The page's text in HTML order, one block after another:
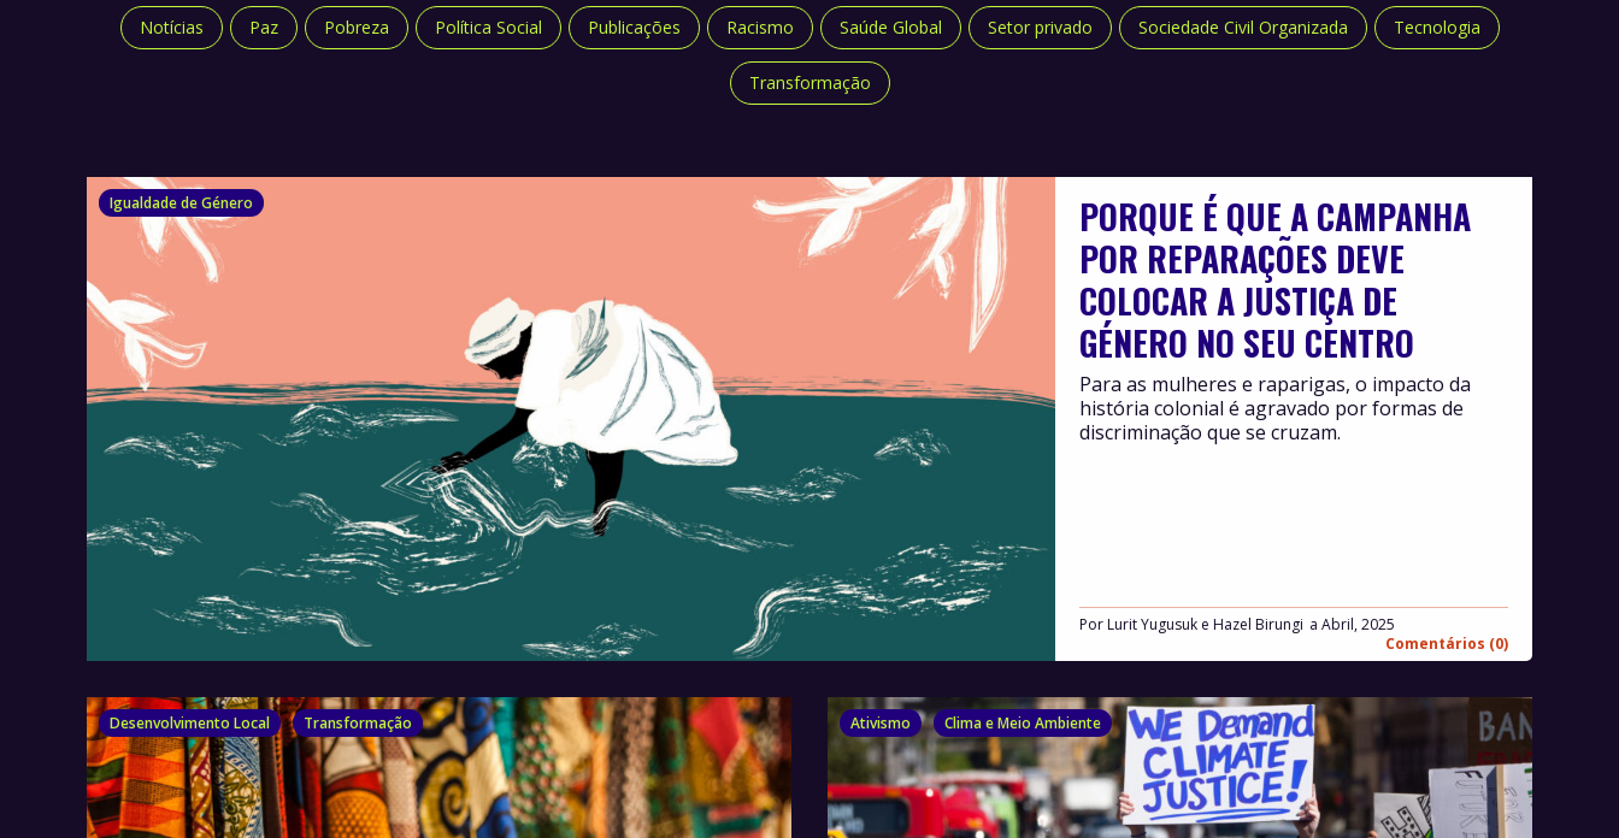
Notícias Paz Pobreza Política Social Publicações Racismo Saúde Global Setor privado Sociedade Civil Organizada Tecnologia
Transformação
Igualdade de Género
PORQUE É QUE A CAMPANHA
POR REPARAÇÕES DEVE
COLOCAR A JUSTIÇA DE
GÉNERO NO SEU CENTRO
Por Lurit Yugusuk e Hazel Birungi
Abril, 2025
Comentários (0)
Para as mulheres e raparigas, o impacto da
história colonial é agravado por formas de
discriminação que se cruzam.
Desenvolvimento Local Transformação Ativismo Clima e Meio Ambiente